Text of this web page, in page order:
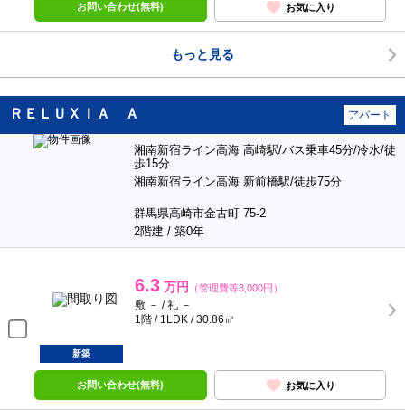
お問い合わせ(無料) お気に入り
もっと見る
ＲＥＬＵＸＩＡ Ａ アパート
湘南新宿ライン高海 高崎駅/バス乗車45分/冷水/徒
歩15分
湘南新宿ライン高海 新前橋駅/徒歩75分
群馬県高崎市金古町 75-2
2階建 / 築0年
6.3 万円 （管理費等3,000円）
敷 － / 礼 －
1階 / 1LDK / 30.86㎡
新築
お問い合わせ(無料) お気に入り